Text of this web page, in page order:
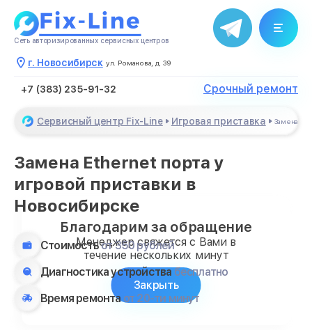
Сеть авторизированных сервисных центров
г. Новосибирск ул. Романова, д. 39
+7 (383) 235-91-32 Срочный ремонт
Сервисный центр Fix-Line Игровая приставка Замена
Замена Ethernet порта у
игровой приставки в
Новосибирске
Стоимостьот 350 рублей
Диагностика устройствабесплатно
Время ремонта от 20-ти минут
Благодарим за обращение
Менеджер свяжется с Вами в
течение нескольких минут
Закрыть